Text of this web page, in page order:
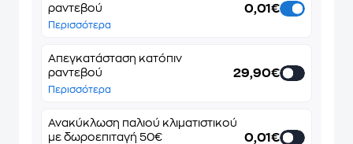
ραντεβού
Περισσότερα
0,01€
Απεγκατάσταση κατόπιν
ραντεβού
Περισσότερα
29,90€
Ανακύκλωση παλιού κλιματιστικού
με δωροεπιταγή 50€
0,01€